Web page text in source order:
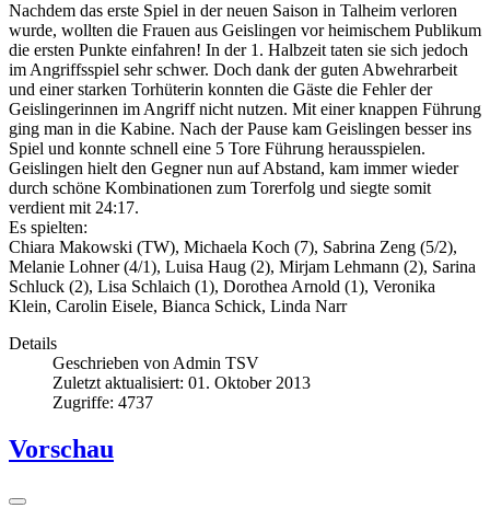
Nachdem das erste Spiel in der neuen Saison in Talheim verloren
wurde, wollten die Frauen aus Geislingen vor heimischem Publikum
die ersten Punkte einfahren! In der 1. Halbzeit taten sie sich jedoch
im Angriffsspiel sehr schwer. Doch dank der guten Abwehrarbeit
und einer starken Torhüterin konnten die Gäste die Fehler der
Geislingerinnen im Angriff nicht nutzen. Mit einer knappen Führung
ging man in die Kabine. Nach der Pause kam Geislingen besser ins
Spiel und konnte schnell eine 5 Tore Führung herausspielen.
Geislingen hielt den Gegner nun auf Abstand, kam immer wieder
durch schöne Kombinationen zum Torerfolg und siegte somit
verdient mit 24:17.
Es spielten:
Chiara Makowski (TW), Michaela Koch (7), Sabrina Zeng (5/2),
Melanie Lohner (4/1), Luisa Haug (2), Mirjam Lehmann (2), Sarina
Schluck (2), Lisa Schlaich (1), Dorothea Arnold (1), Veronika
Klein, Carolin Eisele, Bianca Schick, Linda Narr
Details
Geschrieben von Admin TSV
Zuletzt aktualisiert: 01. Oktober 2013
Zugriffe: 4737
Vorschau